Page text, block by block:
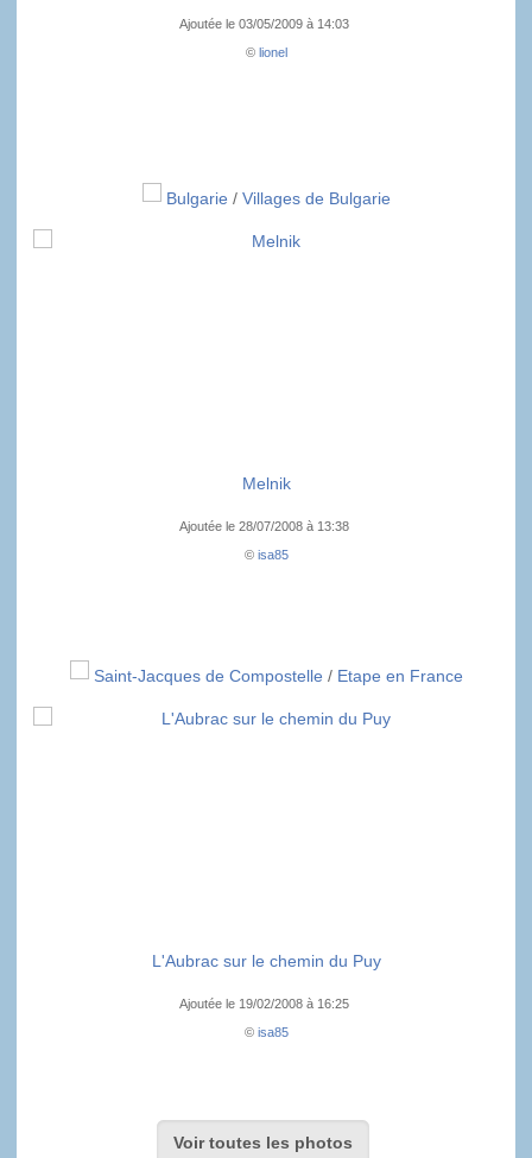
Ajoutée le 03/05/2009 à 14:03
© lionel
Bulgarie / Villages de Bulgarie
Melnik
Ajoutée le 28/07/2008 à 13:38
© isa85
Saint-Jacques de Compostelle / Etape en France
L'Aubrac sur le chemin du Puy
Ajoutée le 19/02/2008 à 16:25
© isa85
Voir toutes les photos